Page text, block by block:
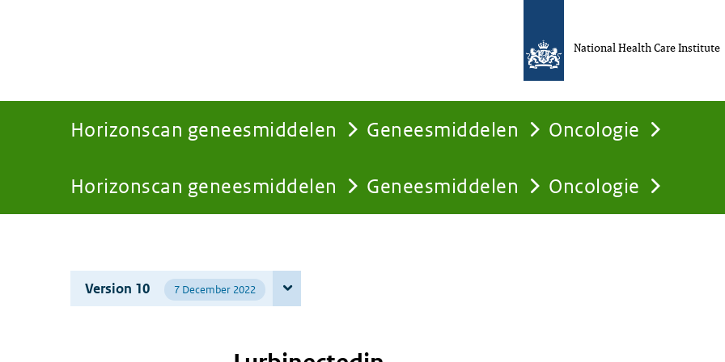
Horizonscan geneesmiddelen Geneesmiddelen Oncologie
You
here:
Horizonscan geneesmiddelen Geneesmiddelen Oncologie
National Health Care Institute
Version 10 7 December 2022